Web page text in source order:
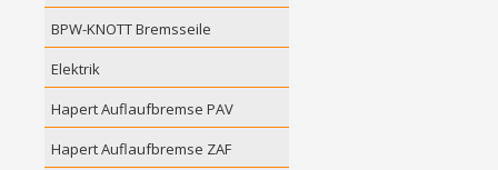
BPW-KNOTT Bremsseile
Elektrik
Hapert Auflaufbremse PAV
Hapert Auflaufbremse ZAF